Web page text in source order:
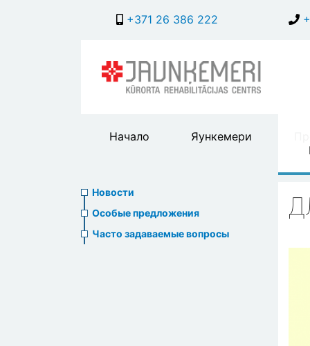
+371 26 386 222
MainНачало Яункемери
Новости и акции
News
menu
Новости
Особые предложения
Часто задаваемые вопросы